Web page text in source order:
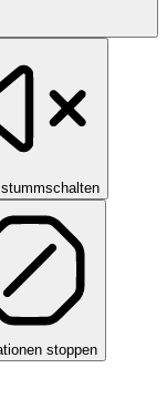
stoppen